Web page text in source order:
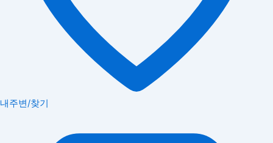
내주변/찾기